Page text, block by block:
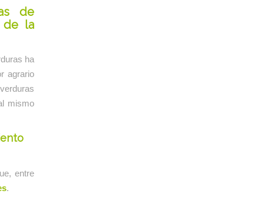
de
de la
ha
agrario
mismo
entre
.